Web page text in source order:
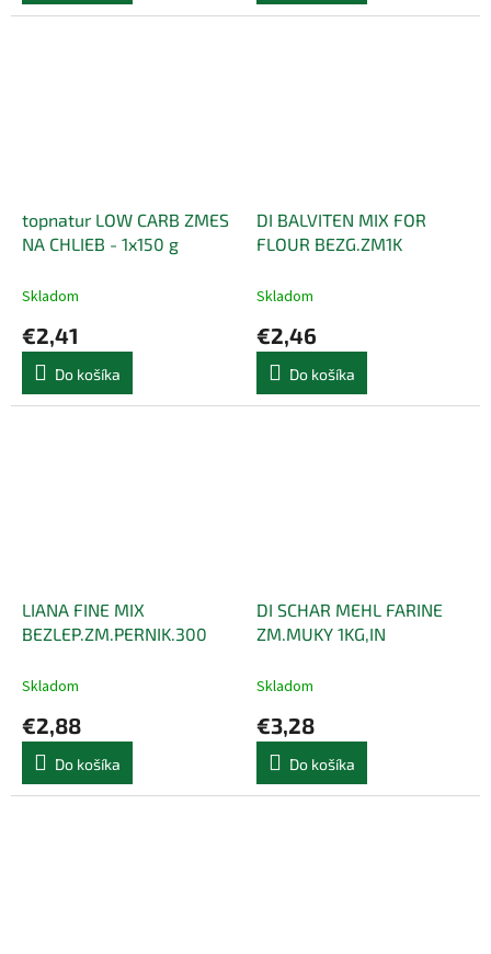
topnatur LOW CARB ZMES
NA CHLIEB - 1x150 g
Skladom
€2,41
Do košíka
DI BALVITEN MIX FOR
FLOUR BEZG.ZM1K
Skladom
€2,46
Do košíka
LIANA FINE MIX
BEZLEP.ZM.PERNIK.300
Skladom
€2,88
Do košíka
DI SCHAR MEHL FARINE
ZM.MUKY 1KG,IN
Skladom
€3,28
Do košíka